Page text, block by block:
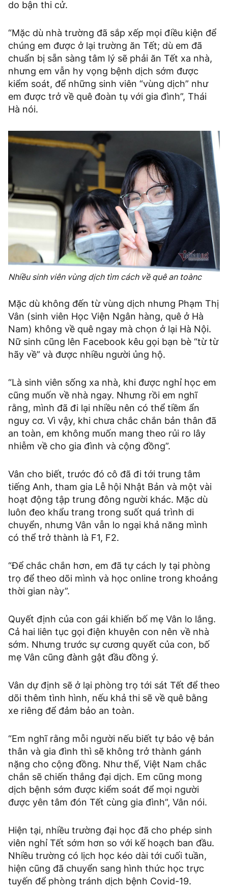
do bận thi cử.
“Mặc dù nhà trường đã sắp xếp mọi điều kiện để
chúng em được ở lại trường ăn Tết; dù em đã
chuẩn bị sẵn sàng tâm lý sẽ phải ăn Tết xa nhà,
nhưng em vẫn hy vọng bệnh dịch sớm được
kiểm soát, để những sinh viên “vùng dịch” như
em được trở về quê đoàn tụ với gia đình”, Thái
Hà nói.
Nhiều sinh viên vùng dịch tìm cách về quê an toànc
Mặc dù không đến từ vùng dịch nhưng Phạm Thị
Vân (sinh viên Học Viện Ngân hàng, quê ở Hà
Nam) không về quê ngay mà chọn ở lại Hà Nội.
Nữ sinh cũng lên Facebook kêu gọi bạn bè “từ từ
hãy về” và được nhiều người ủng hộ.
“Là sinh viên sống xa nhà, khi được nghỉ học em
cũng muốn về nhà ngay. Nhưng rồi em nghĩ
rằng, mình đã đi lại nhiều nên có thể tiềm ẩn
nguy cơ. Vì vậy, khi chưa chắc chắn bản thân đã
an toàn, em không muốn mang theo rủi ro lây
nhiễm về cho gia đình và cộng đồng”.
Vân cho biết, trước đó cô đã đi tới trung tâm
tiếng Anh, tham gia Lễ hội Nhật Bản và một vài
hoạt động tập trung đông người khác. Mặc dù
luôn đeo khẩu trang trong suốt quá trình di
chuyển, nhưng Vân vẫn lo ngại khả năng mình
có thể trở thành là F1, F2.
“Để chắc chắn hơn, em đã tự cách ly tại phòng
trọ để theo dõi mình và học online trong khoảng
thời gian này”.
Quyết định của con gái khiến bố mẹ Vân lo lắng.
Cả hai liên tục gọi điện khuyên con nên về nhà
sớm. Nhưng trước sự cương quyết của con, bố
mẹ Vân cũng đành gật đầu đồng ý.
Vân dự định sẽ ở lại phòng trọ tới sát Tết để theo
dõi thêm tình hình, nếu khả thi sẽ về quê bằng
xe riêng để đảm bảo an toàn.
“Em nghĩ rằng mỗi người nếu biết tự bảo vệ bản
thân và gia đình thì sẽ không trở thành gánh
nặng cho cộng đồng. Như thế, Việt Nam chắc
chắn sẽ chiến thắng đại dịch. Em cũng mong
dịch bệnh sớm được kiểm soát để mọi người
được yên tâm đón Tết cùng gia đình”, Vân nói.
Hiện tại, nhiều trường đại học đã cho phép sinh
viên nghỉ Tết sớm hơn so với kế hoạch ban đầu.
Nhiều trường có lịch học kéo dài tới cuối tuần,
hiện cũng đã chuyển sang hình thức học trực
tuyến để phòng tránh dịch bệnh Covid-19.